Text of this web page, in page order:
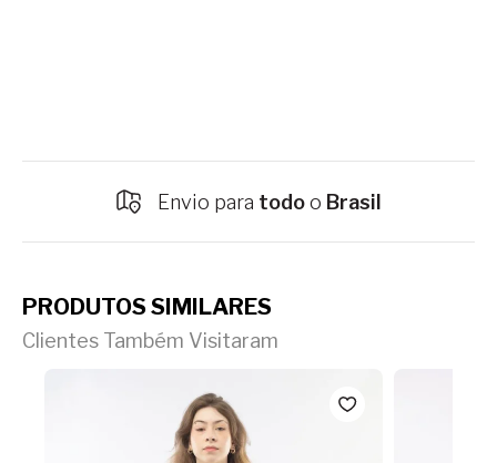
Envio para todoo Brasil
PRODUTOS SIMILARES
Clientes Também Visitaram